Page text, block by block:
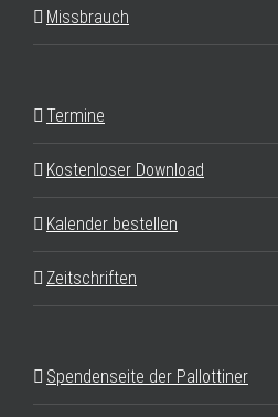
Missbrauch
Termine
Kostenloser Download
Kalender bestellen
Zeitschriften
Spendenseite der Pallottiner